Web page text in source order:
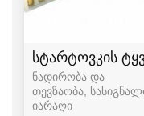
სტარტოვკის
ნადირობა და
თევზაობა,
იარაღი